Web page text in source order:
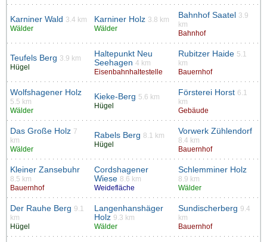
Karniner Wald 3.4 km
Wälder
Karniner Holz 3.8 km
Wälder
Bahnhof Saatel
3.9
km
Bahnhof
Teufels Berg 3.9 km
Hügel
Haltepunkt Neu
Seehagen 4 km
Eisenbahnhaltestelle
Rubitzer Haide 5.1
km
Bauernhof
Wolfshagener Holz
5.5 km
Wälder
Kieke-Berg 5.6 km
Hügel
Försterei Horst 6.1
km
Gebäude
Das Große Holz 7
km
Wälder
Rabels Berg 8.1 km
Hügel
Vorwerk Zühlendorf
8.4 km
Bauernhof
Kleiner Zansebuhr
8.5 km
Bauernhof
Cordshagener
Wiese 8.6 km
Weidefläche
Schlemminer Holz
8.9 km
Wälder
Der Rauhe Berg 9.1
km
Hügel
Langenhanshäger
Holz 9.3 km
Wälder
Sundischerberg 9.4
km
Bauernhof